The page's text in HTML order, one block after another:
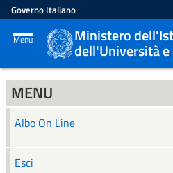
Governo Italiano
Menu Ministero
dell'Università e
MENU
Albo On Line
Esci
ALBO ON LINE
Ricerca